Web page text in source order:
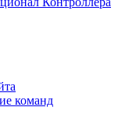
команд